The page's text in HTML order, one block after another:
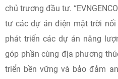
chủ trương đầu tư.
tư các dự án điện mặt trời
phát triển các dự án năng
góp phần cùng địa phương
triển bền vững và bảo đảm